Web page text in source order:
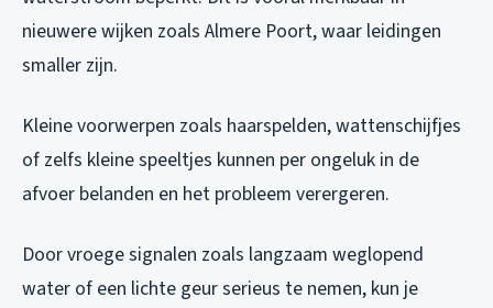
nieuwere wijken zoals Almere Poort, waar leidingen
smaller zijn.
Kleine voorwerpen zoals haarspelden, wattenschijfjes
of zelfs kleine speeltjes kunnen per ongeluk in de
afvoer belanden en het probleem verergeren.
Door vroege signalen zoals langzaam weglopend
water of een lichte geur serieus te nemen, kun je